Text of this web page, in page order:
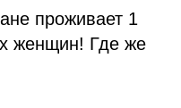
проживает 1
женщин! Где же